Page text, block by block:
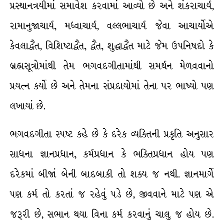
પ્રસ્થાનત્રયીમાં સમાવેશ કરવામાં આવ્યો છે અને શંકરાચાર્ય,
રામાનુજાચાર્ય, મધ્વાચાર્ય, વલ્લભાચાર્ય જેવા આચાર્યોએ
કેવલાદ્વૈત, વિશિષ્ટાદ્વૈત, દ્વૈત, શુદ્ધાદ્વૈત માટે જેમ ઉપનિષદો કે
બ્રહ્મસૂત્રોમાંથી તેમ ભગવદગીતામાંથી સમર્થન મેળવવાનો
પ્રયત્ન કર્યો છે અને તેમના સંપ્રદાયોમાં તેના પર ભાષ્યો પણ
લખાયાં છે.
ભગવદગીતા સ્પષ્ટ કહે છે કે દરેક વ્યક્તિની પ્રકૃતિ અનુસાર
સાધના જ્ઞાનપ્રધાન, કર્મપ્રધાન કે ભક્તિપ્રધાન હોય પણ
દરેકમાં બીજાં બેની બાદબાકી તો શક્ય જ નથી. જ્ઞાનમાર્ગે
પણ કર્મ તો કરતાં જ રહેવું પડે છે, જીવવાને માટે પણ એ
જરૂરી છે, સભાન થયા વિના કર્મ કરવાનું ચાલુ જ હોય છે.